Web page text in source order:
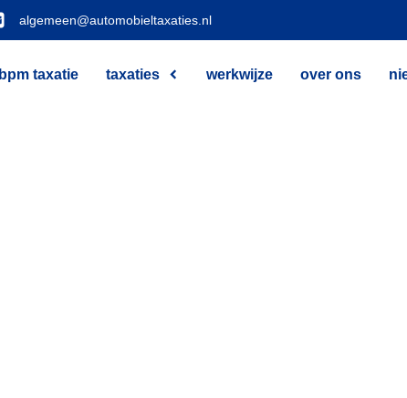
algemeen@automobieltaxaties.nl
bpm taxatie taxaties werkwijze over ons